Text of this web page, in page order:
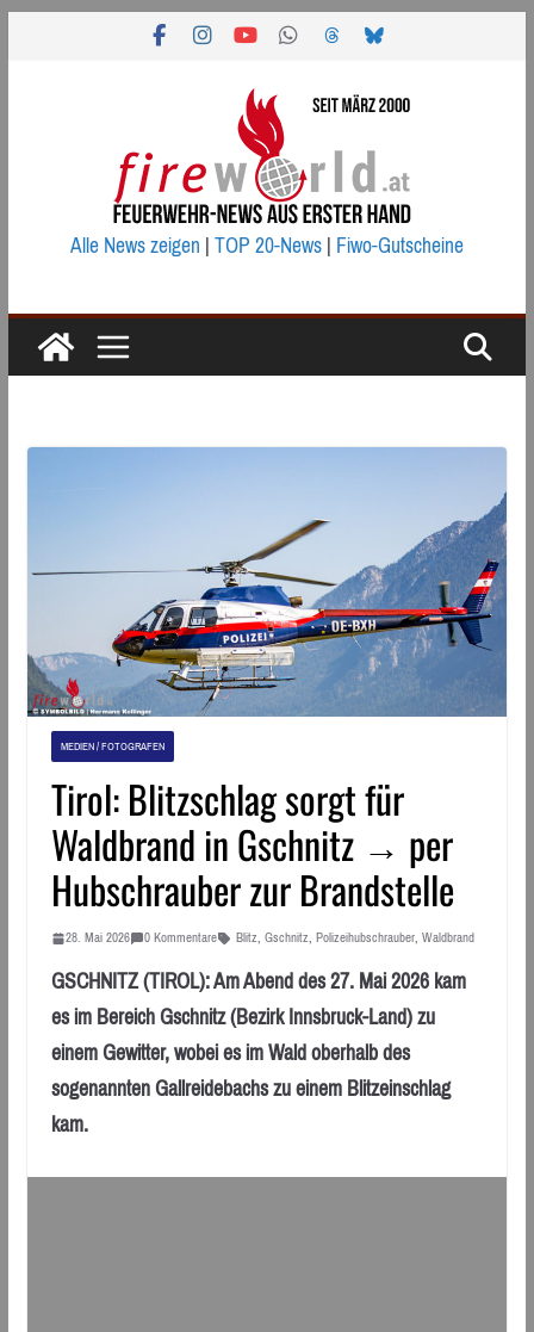
Alle News zeigen|TOP 20-News|Fiwo-Gutscheine
MEDIEN / FOTOGRAFEN
Tirol: Blitzschlag sorgt für
Waldbrand in Gschnitz → per
Hubschrauber zur Brandstelle
28. Mai 2026 0 Kommentare Blitz, Gschnitz, Polizeihubschrauber, Waldbrand
GSCHNITZ (TIROL): Am Abend des 27. Mai 2026 kam
es im Bereich Gschnitz (Bezirk Innsbruck-Land) zu
einem Gewitter, wobei es im Wald oberhalb des
sogenannten Gallreidebachs zu einem Blitzeinschlag
kam.